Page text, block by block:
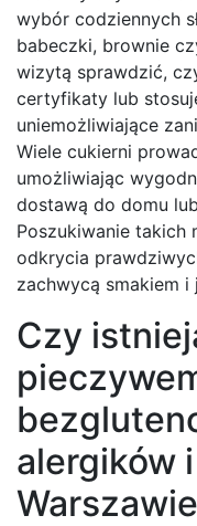
wybór codziennych
babeczki, brownie
wizytą sprawdzić,
certyfikaty lub
uniemożliwiające
Wiele cukierni
umożliwiając
dostawą do domu
Poszukiwanie takich
odkrycia
zachwycą smakiem i
Czy
alergików
Warszawie